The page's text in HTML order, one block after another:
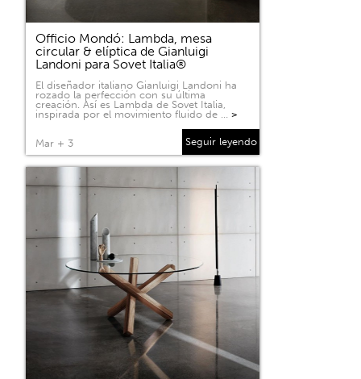
Officio Mondó: Lambda, mesa
circular & elíptica de Gianluigi
Landoni para Sovet Italia®
El diseñador italiano Gianluigi Landoni ha
rozado la perfección con su última
creación. Así es Lambda de Sovet Italia,
inspirada por el movimiento fluido de … >
Mar + 3 Seguir leyendo